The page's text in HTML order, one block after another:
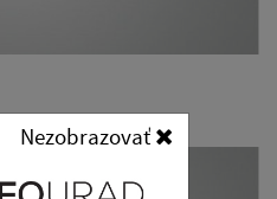
Nezobrazovať